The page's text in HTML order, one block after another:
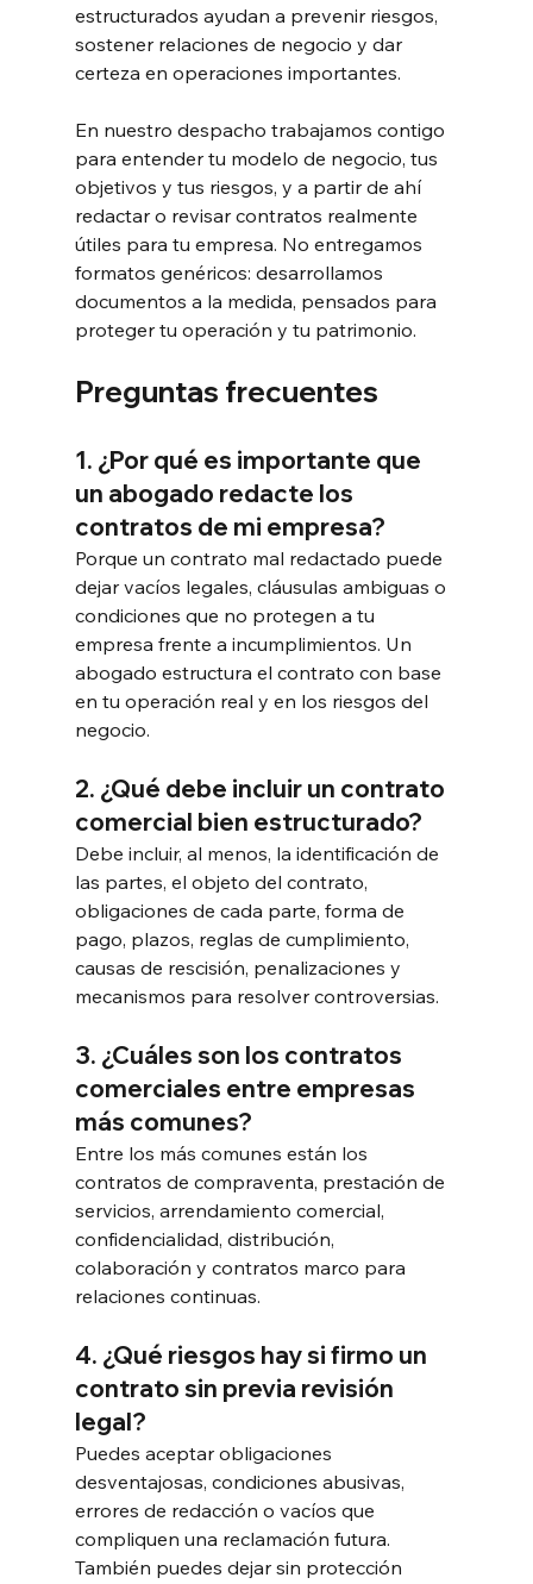
estructurados ayudan a prevenir riesgos,
sostener relaciones de negocio y dar
certeza en operaciones importantes.
En nuestro despacho trabajamos contigo
para entender tu modelo de negocio, tus
objetivos y tus riesgos, y a partir de ahí
redactar o revisar contratos realmente
útiles para tu empresa. No entregamos
formatos genéricos: desarrollamos
documentos a la medida, pensados para
proteger tu operación y tu patrimonio.
Preguntas frecuentes
1. ¿Por qué es importante que
un abogado redacte los
contratos de mi empresa?
Porque un contrato mal redactado puede
dejar vacíos legales, cláusulas ambiguas o
condiciones que no protegen a tu
empresa frente a incumplimientos. Un
abogado estructura el contrato con base
en tu operación real y en los riesgos del
negocio.
2. ¿Qué debe incluir un contrato
comercial bien estructurado?
Debe incluir, al menos, la identificación de
las partes, el objeto del contrato,
obligaciones de cada parte, forma de
pago, plazos, reglas de cumplimiento,
causas de rescisión, penalizaciones y
mecanismos para resolver controversias.
3. ¿Cuáles son los contratos
comerciales entre empresas
más comunes?
Entre los más comunes están los
contratos de compraventa, prestación de
servicios, arrendamiento comercial,
confidencialidad, distribución,
colaboración y contratos marco para
relaciones continuas.
4. ¿Qué riesgos hay si firmo un
contrato sin previa revisión
legal?
Puedes aceptar obligaciones
desventajosas, condiciones abusivas,
errores de redacción o vacíos que
compliquen una reclamación futura.
También puedes dejar sin protección